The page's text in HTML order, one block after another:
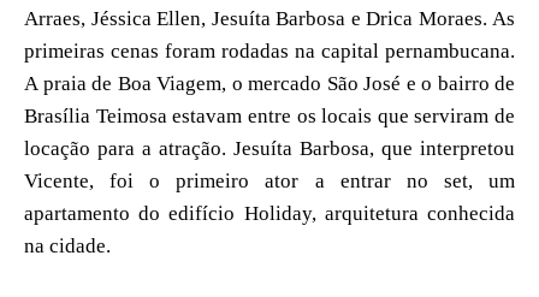
Arraes, Jéssica Ellen, Jesuíta Barbosa e Drica Moraes. As
primeiras cenas foram rodadas na capital pernambucana.
A praia de Boa Viagem, o mercado São José e o bairro de
Brasília Teimosa estavam entre os locais que serviram de
locação para a atração. Jesuíta Barbosa, que interpretou
Vicente, foi o primeiro ator a entrar no set, um
apartamento do edifício Holiday, arquitetura conhecida
na cidade.